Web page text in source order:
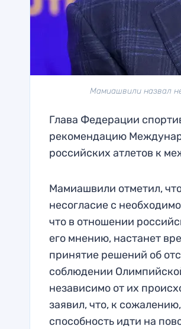
Мамиашвили назвал
Глава Федерации
рекомендацию
российских атлетов к
Мамиашвили отметил,
несогласие с
что в отношении
его мнению, настанет
принятие решений об
соблюдении
независимо от их
заявил, что, к
способность идти на